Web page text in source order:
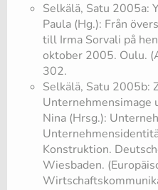
Selkälä, Satu 2005a:
Paula (Hg.): Från
till Irma Sorvali på
oktober 2005. Oulu.
302.
Selkälä, Satu 2005b:
Unternehmensimage
Nina (Hrsg.):
Konstruktion.
Wiesbaden.